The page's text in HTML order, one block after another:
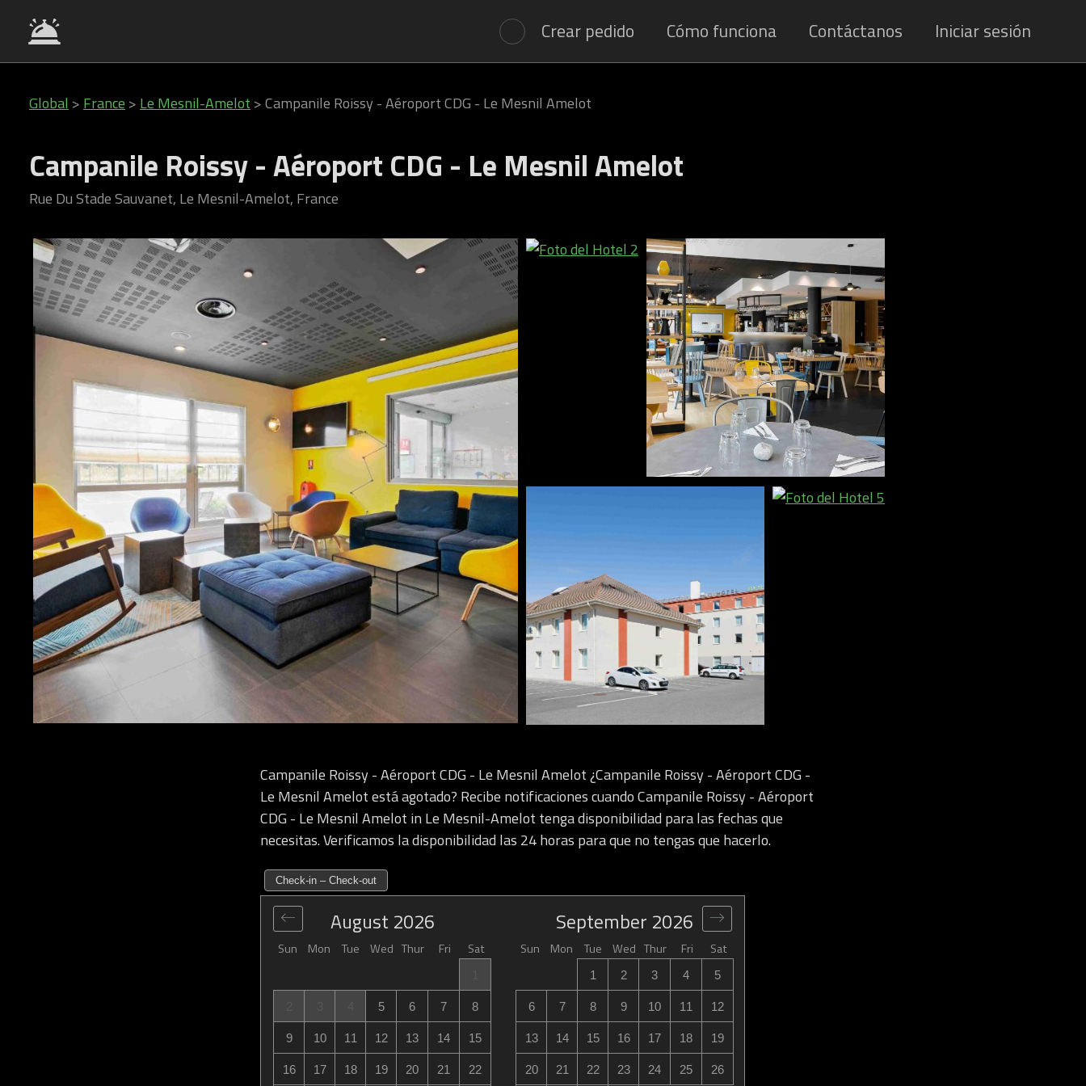
Crear pedido Cómo funciona Contáctanos Iniciar sesión
Global > France > Le Mesnil-Amelot >Campanile Roissy - Aéroport CDG - Le Mesnil Amelot
Campanile Roissy - Aéroport CDG - Le Mesnil Amelot
Rue Du Stade Sauvanet, Le Mesnil-Amelot, France
Campanile Roissy - Aéroport CDG - Le Mesnil Amelot ¿Campanile Roissy - Aéroport CDG -
Le Mesnil Amelot está agotado? Recibe notificaciones cuando Campanile Roissy - Aéroport
CDG - Le Mesnil Amelot in Le Mesnil-Amelot tenga disponibilidad para las fechas que
necesitas. Verificamos la disponibilidad las 24 horas para que no tengas que hacerlo.
Check-in – Check-out
Sun Mon Tue Wed Thur Fri Sat Sun Mon Tue Wed Thur Fri Sat
August 2026
5 6 7 8
9 10 11 12 13 14 15
16 17 18 19 20 21 22
September 2026
1 2 3 4 5
6 7 8 9 10 11 12
13 14 15 16 17 18 19
20 21 22 23 24 25 26